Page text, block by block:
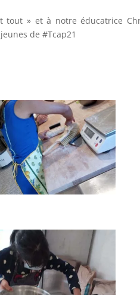
tout » et à notre éducatrice
de #Tcap21